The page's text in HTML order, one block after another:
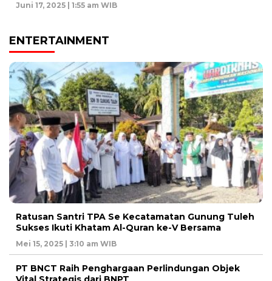
Juni 17, 2025 | 1:55 am WIB
ENTERTAINMENT
Ratusan Santri TPA Se Kecatamatan Gunung Tuleh
Sukses Ikuti Khatam Al-Quran ke-V Bersama
Mei 15, 2025 | 3:10 am WIB
PT BNCT Raih Penghargaan Perlindungan Objek